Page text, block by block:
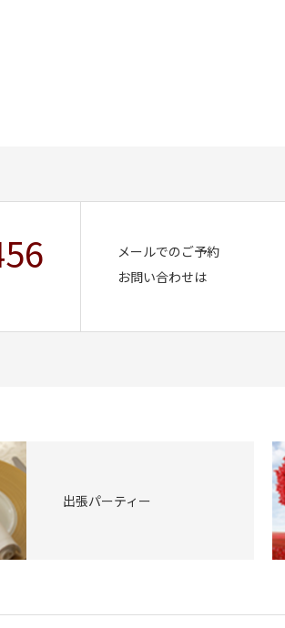
メールでのご予約
お問い合わせは
出張パーティー